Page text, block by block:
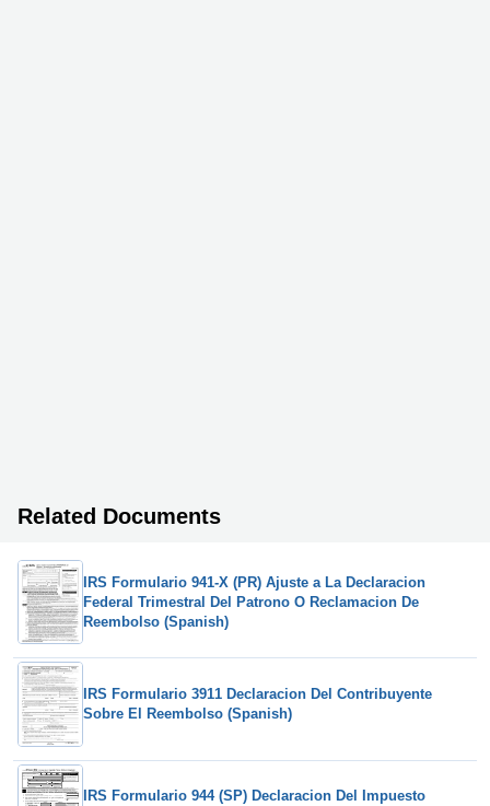
Related Documents
IRS Formulario 941-X (PR) Ajuste a La Declaracion
Federal Trimestral Del Patrono O Reclamacion De
Reembolso (Spanish)
IRS Formulario 3911 Declaracion Del Contribuyente
Sobre El Reembolso (Spanish)
IRS Formulario 944 (SP) Declaracion Del Impuesto